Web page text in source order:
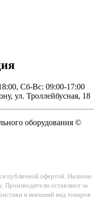
Сб-Вс: 09:00-17:00
ул. Троллейбусная, 18
оборудования ©
публичной офертой. Наличие
Производители оставляют за
и внешний вид товаров